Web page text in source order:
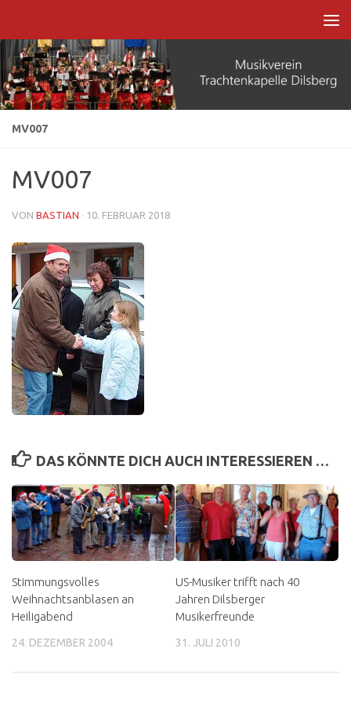
MV007
MV007
VON BASTIAN · 10. FEBRUAR 2018
DAS KÖNNTE DICH AUCH INTERESSIEREN …
Stimmungsvolles
Weihnachtsanblasen an
Heiligabend
24. DEZEMBER 2004
US-Musiker trifft nach 40
Jahren Dilsberger
Musikerfreunde
31. JULI 2010